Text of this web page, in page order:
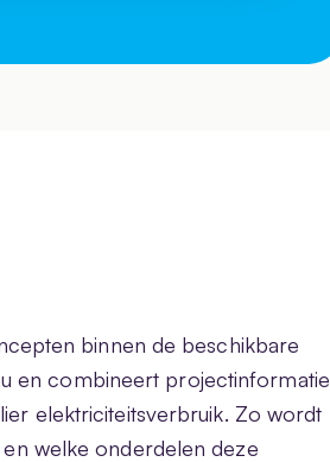
binnen de beschikbare
en combineert projectinformatie
elektriciteitsverbruik. Zo wordt
welke onderdelen deze